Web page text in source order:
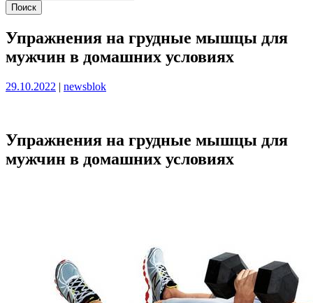
Упражнения на грудные мышцы для
мужчин в домашних условиях
Опубликовано
29.10.2022 | Опубликовано
newsblok
Упражнения на грудные мышцы для
мужчин в домашних условиях